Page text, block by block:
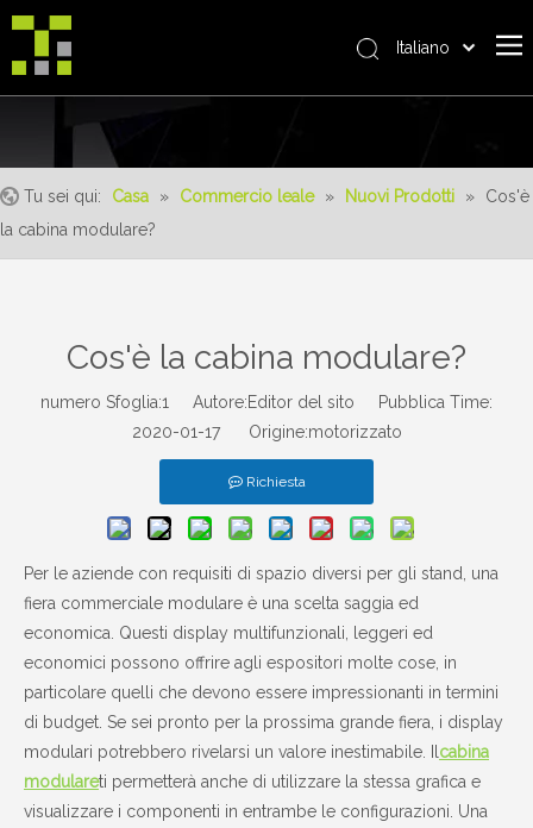
Italiano
Español
Tu sei qui: Casa » Commercio leale » Nuovi Prodotti »
Cos'è
la cabina modulare?
Cos'è la cabina modulare?
numero Sfoglia:1
Autore:Editor del sito Pubblica Time:
2020-01-17 Origine:motorizzato
Richiesta
Per le aziende con requisiti di spazio diversi per gli stand, una
fiera commerciale modulare è una scelta saggia ed
economica. Questi display multifunzionali, leggeri ed
economici possono offrire agli espositori molte cose, in
particolare quelli che devono essere impressionanti in termini
di budget. Se sei pronto per la prossima grande fiera, i display
modulari potrebbero rivelarsi un valore inestimabile. Il cabina
modulareti permetterà anche di utilizzare la stessa grafica e
visualizzare i componenti in entrambe le configurazioni. Una